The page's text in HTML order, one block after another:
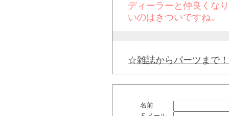
ディーラーと仲良くな
いのはきついですね。
☆雑誌からパーツまで
名前